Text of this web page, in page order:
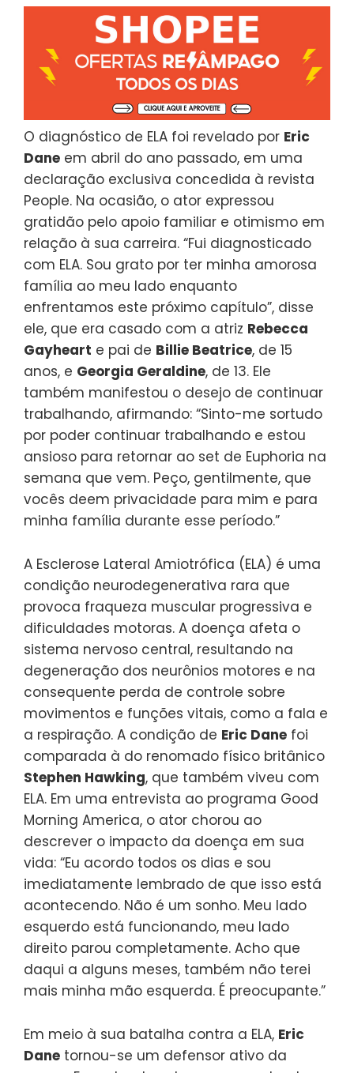
O diagnóstico de ELA foi revelado por Eric
Dane em abril do ano passado, em uma
declaração exclusiva concedida à revista
People. Na ocasião, o ator expressou
gratidão pelo apoio familiar e otimismo em
relação à sua carreira. “Fui diagnosticado
com ELA. Sou grato por ter minha amorosa
família ao meu lado enquanto
enfrentamos este próximo capítulo”, disse
ele, que era casado com a atriz Rebecca
Gayheart e pai de Billie Beatrice, de 15
anos, e Georgia Geraldine, de 13. Ele
também manifestou o desejo de continuar
trabalhando, afirmando: “Sinto-me sortudo
por poder continuar trabalhando e estou
ansioso para retornar ao set de Euphoria na
semana que vem. Peço, gentilmente, que
vocês deem privacidade para mim e para
minha família durante esse período.”
A Esclerose Lateral Amiotrófica (ELA) é uma
condição neurodegenerativa rara que
provoca fraqueza muscular progressiva e
dificuldades motoras. A doença afeta o
sistema nervoso central, resultando na
degeneração dos neurônios motores e na
consequente perda de controle sobre
movimentos e funções vitais, como a fala e
a respiração. A condição de Eric Dane foi
comparada à do renomado físico britânico
Stephen Hawking, que também viveu com
ELA. Em uma entrevista ao programa Good
Morning America, o ator chorou ao
descrever o impacto da doença em sua
vida: “Eu acordo todos os dias e sou
imediatamente lembrado de que isso está
acontecendo. Não é um sonho. Meu lado
esquerdo está funcionando, meu lado
direito parou completamente. Acho que
daqui a alguns meses, também não terei
mais minha mão esquerda. É preocupante.”
Em meio à sua batalha contra a ELA, Eric
Dane tornou-se um defensor ativo da